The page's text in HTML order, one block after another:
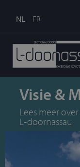
NL FR
Visie &
Lees meer
L‑doornassau